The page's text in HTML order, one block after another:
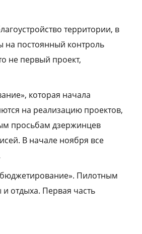
территории, в
на постоянный контроль
не первый проект,
которая начала
на реализацию проектов,
просьбам дзержинцев
В начале ноября все
Пилотным
отдыха. Первая часть